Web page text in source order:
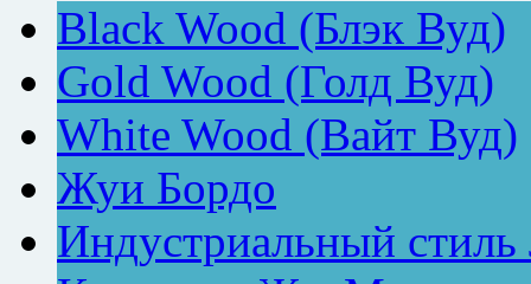
Black Wood (Блэк Вуд)
Gold Wood (Голд Вуд)
White Wood (Вайт Вуд)
Жуи Бордо
Индустриальный